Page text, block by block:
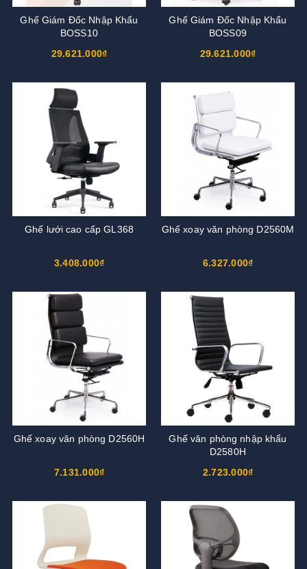
Ghế Giám Đốc Nhập Khẩu
BOSS10
29.621.000₫
Ghế Giám Đốc Nhập Khẩu
BOSS09
29.621.000₫
Ghế lưới cao cấp GL368
3.408.000₫
Ghế xoay văn phòng D2560M
6.327.000₫
Ghế xoay văn phòng D2560H
7.131.000₫
Ghế văn phòng nhập khẩu
D2580H
2.723.000₫